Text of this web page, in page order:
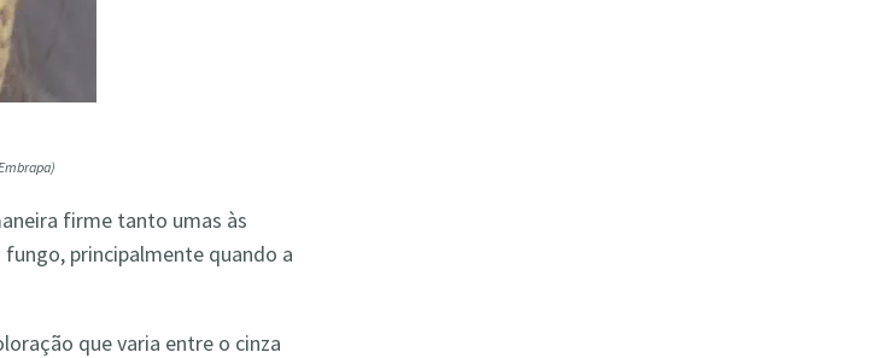
firme tanto umas às
principalmente quando a
que varia entre o cinza